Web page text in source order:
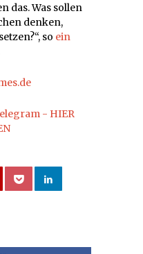
das. Was sollen
denken,
so ein
- HIER